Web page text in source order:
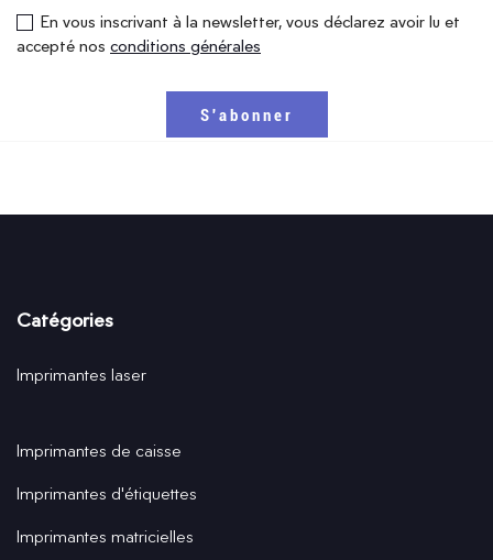
En vous inscrivant à la newsletter, vous déclarez avoir lu et
accepté nos conditions générales
Catégories
Imprimantes laser
Imprimantes de caisse
Imprimantes d'étiquettes
Imprimantes matricielles